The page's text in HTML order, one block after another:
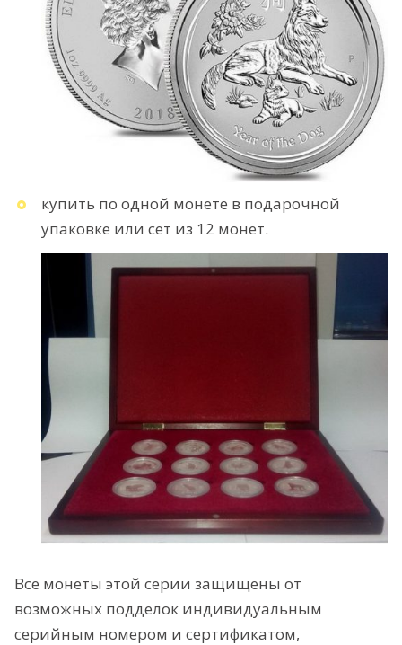
купить по одной монете в подарочной
упаковке или сет из 12 монет.
Все монеты этой серии защищены от
возможных подделок индивидуальным
серийным номером и сертификатом,